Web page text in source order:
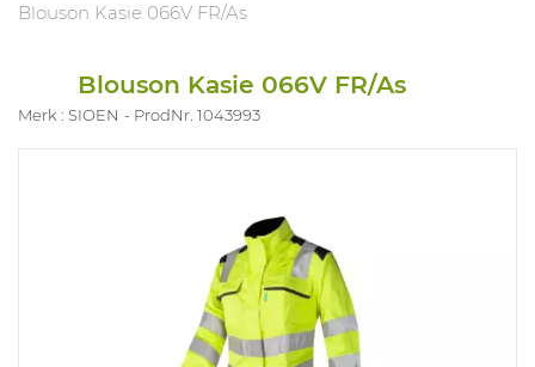
Blouson Kasie 066V FR/As
Blouson Kasie 066V FR/As
Merk : SIOEN ProdNr. 1043993